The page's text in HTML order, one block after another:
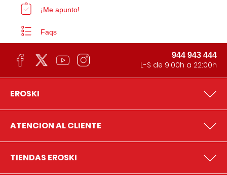
¡Me apunto!
Faqs
944 943 444
L-S de 9:00h a 22:00h
EROSKI
ATENCION AL CLIENTE
TIENDAS EROSKI